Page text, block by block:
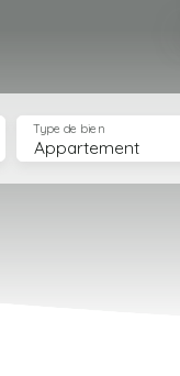
Appartement
Type de bien